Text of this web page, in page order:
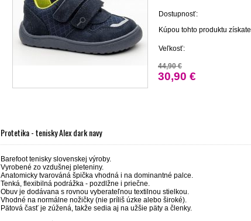
Dostupnosť:
Kúpou tohto produktu získate
Veľkosť:
44,90 €
30,90 €
Protetika - tenisky Alex dark navy
Barefoot tenisky slovenskej výroby.
Vyrobené zo vzdušnej pleteniny.
Anatomicky tvarováná špička vhodná i na dominantné palce.
Tenká, flexibilná podrážka - pozdlžne i priečne.
Obuv je dodávana s rovnou vyberateľnou textilnou stielkou.
Vhodné na normálne nožičky (nie príliš úzke alebo široké).
Pätová časť je zúžená, takže sedia aj na užšie päty a členky.